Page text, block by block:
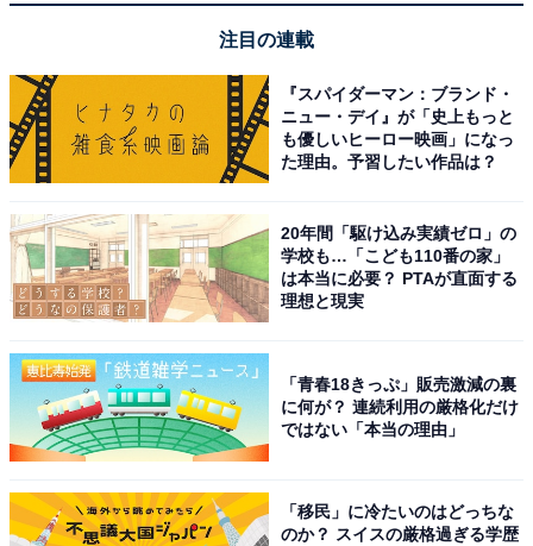
注目の連載
『スパイダーマン：ブランド・
ニュー・デイ』が「史上もっと
も優しいヒーロー映画」になっ
た理由。予習したい作品は？
20年間「駆け込み実績ゼロ」の
学校も…「こども110番の家」
は本当に必要？ PTAが直面する
理想と現実
「青春18きっぷ」販売激減の裏
に何が？ 連続利用の厳格化だけ
ではない「本当の理由」
「移民」に冷たいのはどっちな
のか？ スイスの厳格過ぎる学歴